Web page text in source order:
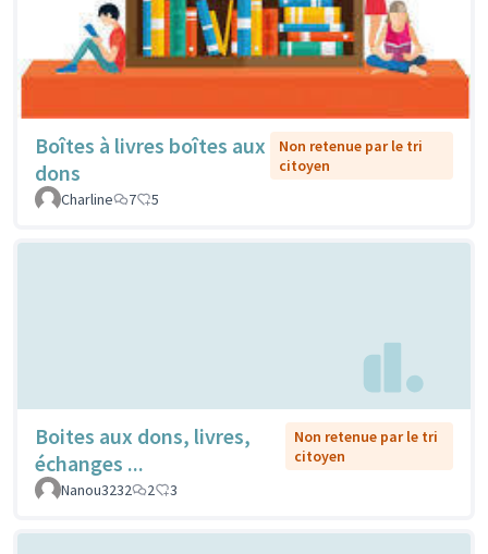
Boîtes à livres boîtes aux
dons
Non retenue par le tri
citoyen
Charline
7 5
Boites aux dons, livres,
échanges ...
Non retenue par le tri
citoyen
Nanou3232
2 3